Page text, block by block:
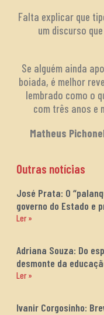
Falta explicar que
um discurso
Se alguém ainda
boiada, é melhor
lembrado como o
com três anos e
Matheus
Outras notícias
José Prata: O
governo do Estado e
Ler »
Adriana Souza: Do
desmonte da
Ler »
Ivanir Corgosinho: